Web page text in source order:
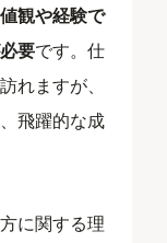
観や経験で
要です。仕
れますが、
飛躍的な成
に関する理